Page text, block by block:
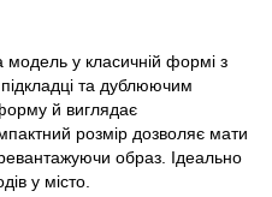
у класичній формі з
та дублюючим
й виглядає
розмір дозволяє мати
образ. Ідеально
у місто.